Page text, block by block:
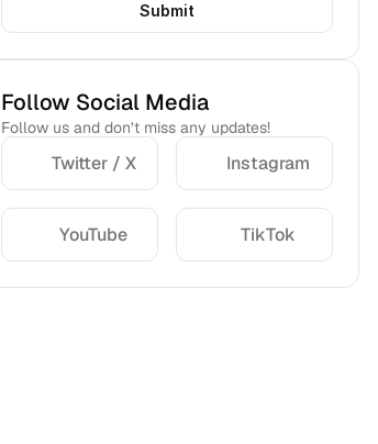
Submit
Follow Social Media
Follow us and don’t miss any updates!
Twitter / X Instagram
YouTube TikTok